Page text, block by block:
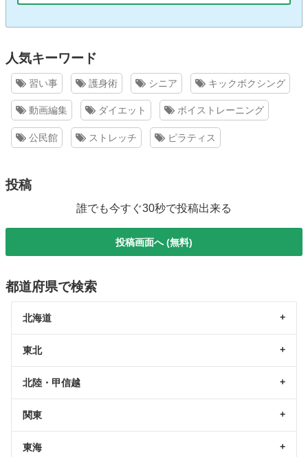
人気キーワード
習い事 護身術 シニア キックボクシング
動画編集 ダイエット ボイストレーニング
公民館 ストレッチ ピラティス
投稿
誰でも今すぐ30秒で投稿出来る
投稿画面へ (無料)
都道府県で検索
北海道
東北
北陸・甲信越
関東
東海